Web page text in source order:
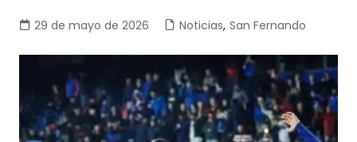
29 de mayo de 2026 Noticias, San Fernando